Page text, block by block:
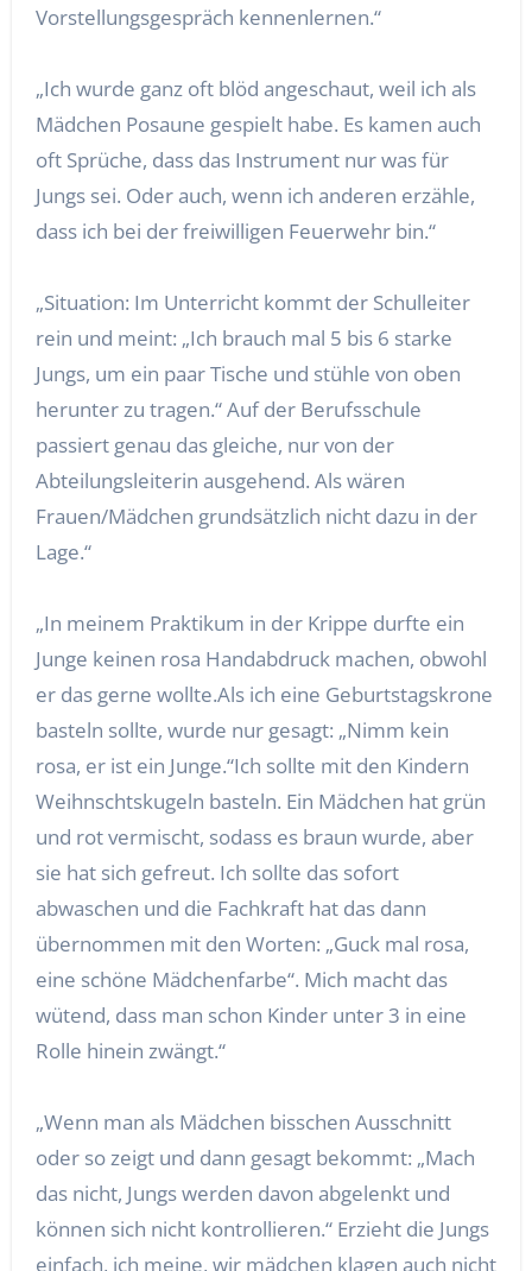
Vorstellungsgespräch kennenlernen.“
„Ich wurde ganz oft blöd angeschaut, weil ich als
Mädchen Posaune gespielt habe. Es kamen auch
oft Sprüche, dass das Instrument nur was für
Jungs sei. Oder auch, wenn ich anderen erzähle,
dass ich bei der freiwilligen Feuerwehr bin.“
„Situation: Im Unterricht kommt der Schulleiter
rein und meint: „Ich brauch mal 5 bis 6 starke
Jungs, um ein paar Tische und stühle von oben
herunter zu tragen.“ Auf der Berufsschule
passiert genau das gleiche, nur von der
Abteilungsleiterin ausgehend. Als wären
Frauen/Mädchen grundsätzlich nicht dazu in der
Lage.“
„In meinem Praktikum in der Krippe durfte ein
Junge keinen rosa Handabdruck machen, obwohl
er das gerne wollte.Als ich eine Geburtstagskrone
basteln sollte, wurde nur gesagt: „Nimm kein
rosa, er ist ein Junge.“Ich sollte mit den Kindern
Weihnschtskugeln basteln. Ein Mädchen hat grün
und rot vermischt, sodass es braun wurde, aber
sie hat sich gefreut. Ich sollte das sofort
abwaschen und die Fachkraft hat das dann
übernommen mit den Worten: „Guck mal rosa,
eine schöne Mädchenfarbe“. Mich macht das
wütend, dass man schon Kinder unter 3 in eine
Rolle hinein zwängt.“
„Wenn man als Mädchen bisschen Ausschnitt
oder so zeigt und dann gesagt bekommt: „Mach
das nicht, Jungs werden davon abgelenkt und
können sich nicht kontrollieren.“ Erzieht die Jungs
einfach, ich meine, wir mädchen klagen auch nicht